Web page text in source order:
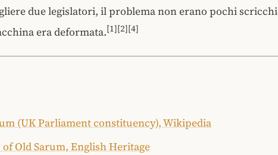
due legislatori, il problema non erano pochi
era deformata.[1][2][4]
(UK Parliament constituency), Wikipedia
Old Sarum, English Heritage